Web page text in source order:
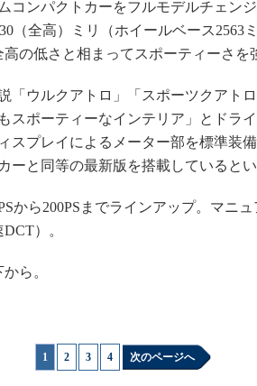
コンパクトカーをフルモデルチェン
（全高）ミリ（ホイールベース2563
の低さと相まってスポーティーさを
ウルクアトロ」「スポーツクアト
スポーティーなインテリア」とドラ
スプレイによるメーター部を標準装
ーと同等の最新版を搭載しているとい
から200PSまでラインアップ。マニュ
）。
ら。
1 2 3 4 次のページへ